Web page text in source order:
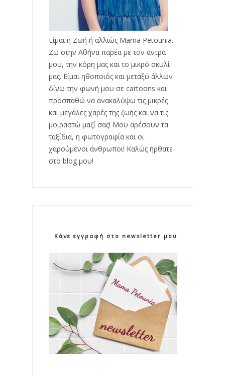
Είμαι η Ζωή ή αλλιώς Mama Petounia.
Ζω στην Αθήνα παρέα με τον άντρα
μου, την κόρη μας και το μικρό σκυλί
μας. Είμαι ηθοποιός και μεταξύ άλλων
δίνω την φωνή μου σε cartoons και
προσπαθώ να ανακαλύψω τις μικρές
και μεγάλες χαρές της ζωής και να τις
μοιραστώ μαζί σας! Μου αρέσουν τα
ταξίδια, η φωτογραφία και οι
χαρούμενοι άνθρωποι! Καλώς ήρθατε
στο blog μου!
Κάνε εγγραφή στο newsletter μου!